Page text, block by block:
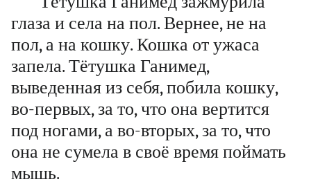
глаза и села на пол. Вернее, не на
пол, а на кошку. Кошка от ужаса
запела. Тётушка Ганимед,
выведенная из себя, побила кошку,
во-первых, за то, что она вертится
под ногами, а во-вторых, за то, что
она не сумела в своё время поймать
мышь.